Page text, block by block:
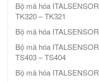
Bộ mã hóa
TK320 – TK321
Bộ mã hóa
Bộ mã hóa
TS403 – TS404
Bộ mã hóa